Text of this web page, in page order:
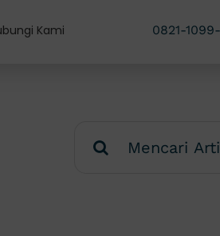
Kami 0821-
for: